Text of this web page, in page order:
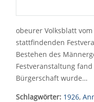
obeurer Volksblatt
stattfindenden
Bestehen des
Festveranstaltung
Bürgerschaft wurde…
Schlagwörter: 1926,